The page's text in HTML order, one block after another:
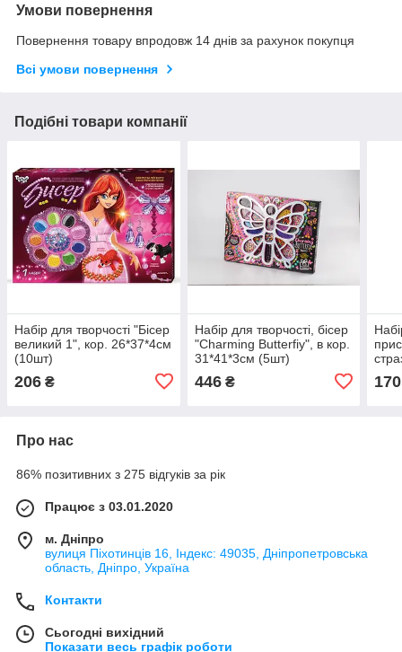
Умови повернення
Повернення товару впродовж 14 днів за рахунок покупця
Всі умови повернення
Подібні товари компанії
Набір для творчості "Бісер
великий 1", кор. 26*37*4см
(10шт)
206 ₴
Набір для творчості, бісер
"Charming Butterfiy", в кор.
31*41*3см (5шт)
446₴ 170
Про нас
86% позитивних з 275 відгуків за рік
Працює з 03.01.2020
м. Дніпро
вулиця Піхотинців 16, Індекс: 49035, Дніпропетровська
область, Дніпро, Україна
Контакти
Сьогодні вихідний
Показати весь графік роботи